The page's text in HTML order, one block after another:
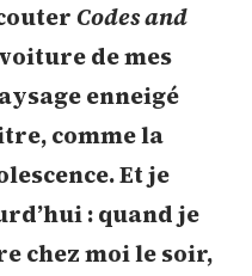
Codes and
de mes
enneigé
comme la
Et je
: quand je
chez moi le soir,